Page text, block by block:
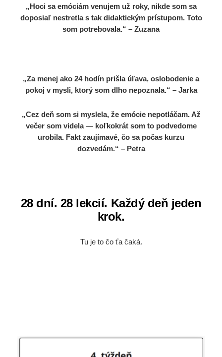
„Hoci sa emóciám venujem už roky, nikde som sa
doposiaľ nestretla s tak didaktickým prístupom. Toto
som potrebovala.“ – Zuzana
„Za menej ako 24 hodín prišla úľava, oslobodenie a
pokoj v mysli, ktorý som dlho nepoznala.“ – Jarka
„Cez deň som si myslela, že emócie nepotláčam. Až
večer som videla — koľkokrát som to podvedome
urobila. Fakt zaujímavé, čo sa počas kurzu
dozvedám.“ – Petra
28 dní. 28 lekcií. Každý deň jeden
krok.
Tu je to čo ťa čaká.